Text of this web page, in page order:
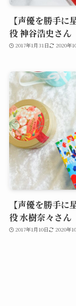
【声優を勝手に
役 神谷浩史さん
2017年1月31日 2020年
【声優を勝手
役 水樹奈々さん
2017年1月10日 2020年